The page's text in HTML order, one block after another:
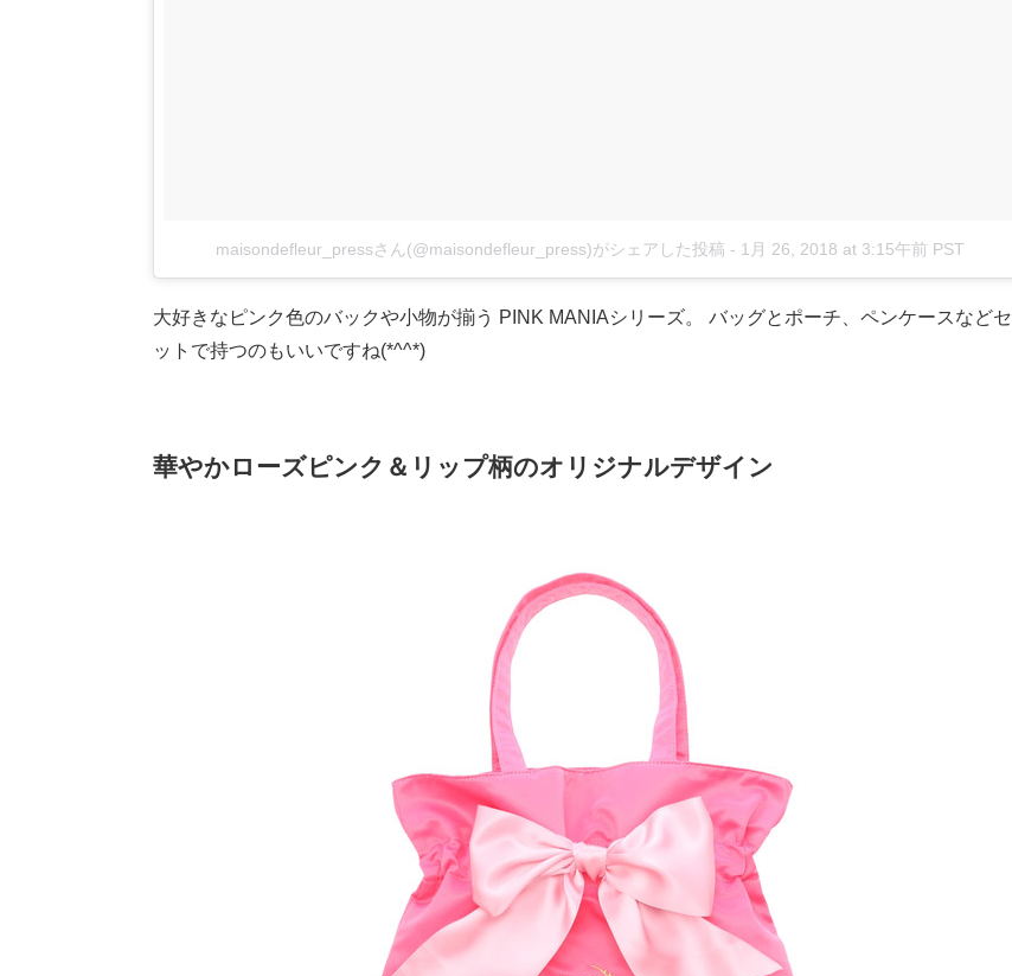
maisondefleur_pressさん(@maisondefleur_press)がシェアした投稿 - 1月 26, 2018 at 3:15午前 PST
大好きなピンク色のバックや小物が揃う PINK MANIAシリーズ。 バッグとポーチ、ペンケースなどセ
ットで持つのもいいですね(*^^*)
華やかローズピンク＆リップ柄のオリジナルデザイン